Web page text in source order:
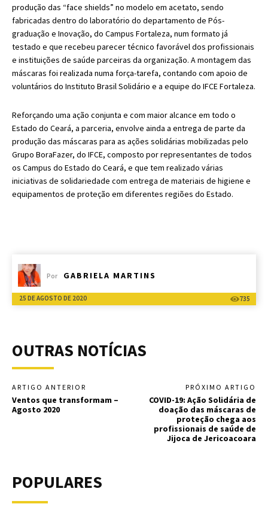
produção das “face shields” no modelo em acetato, sendo
fabricadas dentro do laboratório do departamento de Pós-
graduação e Inovação, do Campus Fortaleza, num formato já
testado e que recebeu parecer técnico favorável dos profissionais
e instituições de saúde parceiras da organização. A montagem das
máscaras foi realizada numa força-tarefa, contando com apoio de
voluntários do Instituto Brasil Solidário e a equipe do IFCE Fortaleza.
Reforçando uma ação conjunta e com maior alcance em todo o
Estado do Ceará, a parceria, envolve ainda a entrega de parte da
produção das máscaras para as ações solidárias mobilizadas pelo
Grupo BoraFazer, do IFCE, composto por representantes de todos
os Campus do Estado do Ceará, e que tem realizado várias
iniciativas de solidariedade com entrega de materiais de higiene e
equipamentos de proteção em diferentes regiões do Estado.
Por GABRIELA MARTINS
25 DE AGOSTO DE 2020 735
OUTRAS NOTÍCIAS
ARTIGO ANTERIOR
Ventos que transformam –
Agosto 2020
PRÓXIMO ARTIGO
COVID-19: Ação Solidária de
doação das máscaras de
proteção chega aos
profissionais de saúde de
Jijoca de Jericoacoara
POPULARES